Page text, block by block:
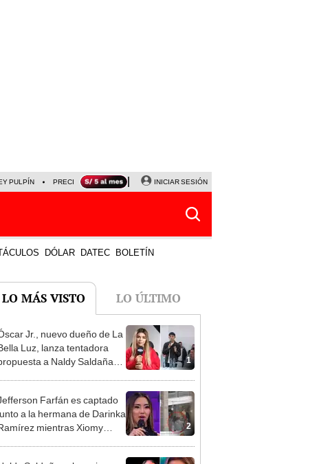
PULPÍN PRECIO DEL DÓLAR CORTE DE LUZ VIERNES 7 DE AGOSTO
INICIAR SESIÓN
DÓLAR DATEC BOLETÍN
LO MÁS VISTO LO ÚLTIMO
1
Jr., nuevo dueño de La
Luz, lanza tentadora
a Naldy Saldaña
de ley”
2
Farfán es captado
a la hermana de Darinka
mientras Xiomy